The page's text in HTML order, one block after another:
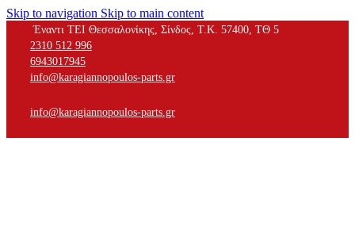
Skip to navigation Skip to main content
Έναντι ΤΕΙ Θεσσαλονίκης, Σίνδος, Τ.Κ. 57400, ΤΘ 5
2310 512 996
6943017945
info@karagiannopoulos-parts.gr
info@karagiannopoulos-parts.gr